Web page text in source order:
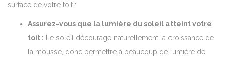
surface de votre toit :
Assurez-vous que la lumière du soleil atteint votre
toit : Le soleil décourage naturellement la croissance de
la mousse, donc permettre à beaucoup de lumière de